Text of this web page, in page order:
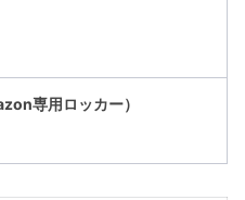
専用ロッカー）